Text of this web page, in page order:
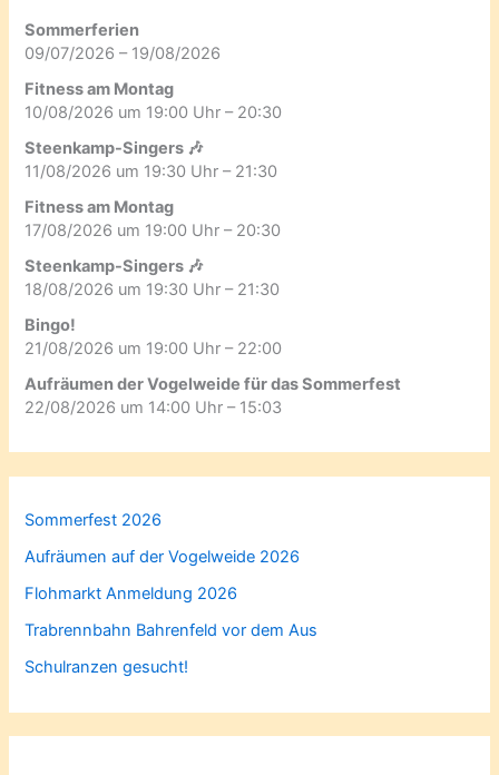
Sommerferien
09/07/2026 – 19/08/2026
Fitness am Montag
10/08/2026 um 19:00 Uhr – 20:30
Steenkamp-Singers 🎶
11/08/2026 um 19:30 Uhr – 21:30
Fitness am Montag
17/08/2026 um 19:00 Uhr – 20:30
Steenkamp-Singers 🎶
18/08/2026 um 19:30 Uhr – 21:30
Bingo!
21/08/2026 um 19:00 Uhr – 22:00
Aufräumen der Vogelweide für das Sommerfest
22/08/2026 um 14:00 Uhr – 15:03
Sommerfest 2026
Aufräumen auf der Vogelweide 2026
Flohmarkt Anmeldung 2026
Trabrennbahn Bahrenfeld vor dem Aus
Schulranzen gesucht!